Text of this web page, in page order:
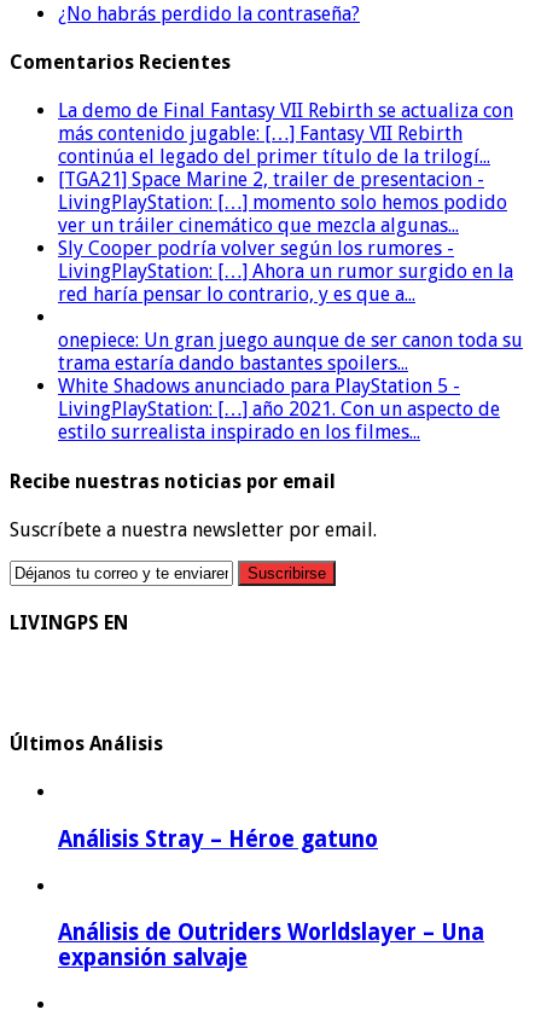
¿No habrás perdido la contraseña?
Comentarios Recientes
La demo de Final Fantasy VII Rebirth se actualiza con
más contenido jugable: […] Fantasy VII Rebirth
continúa el legado del primer título de la trilogí...
[TGA21] Space Marine 2, trailer de presentacion -
LivingPlayStation: […] momento solo hemos podido
ver un tráiler cinemático que mezcla algunas...
Sly Cooper podría volver según los rumores -
LivingPlayStation: […] Ahora un rumor surgido en la
red haría pensar lo contrario, y es que a...
onepiece: Un gran juego aunque de ser canon toda su
trama estaría dando bastantes spoilers...
White Shadows anunciado para PlayStation 5 -
LivingPlayStation: […] año 2021. Con un aspecto de
estilo surrealista inspirado en los filmes...
Recibe nuestras noticias por email
Suscríbete a nuestra newsletter por email.
LIVINGPS EN
Últimos Análisis
Análisis Stray – Héroe gatuno
Análisis de Outriders Worldslayer – Una
expansión salvaje